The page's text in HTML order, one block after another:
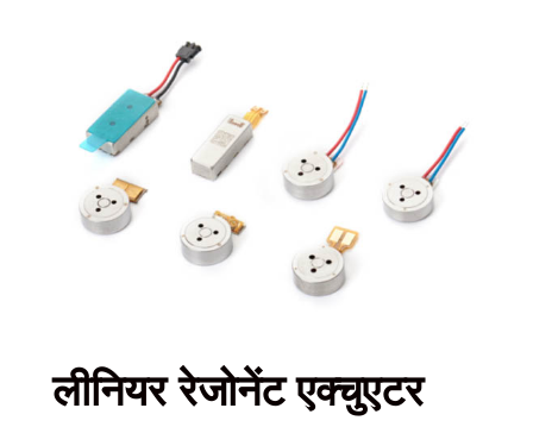
लीनियर रेजोनेंट एक्चुएटर